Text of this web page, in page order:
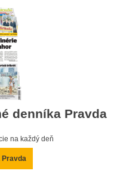
denníka Pravda
na každý deň
Pravda